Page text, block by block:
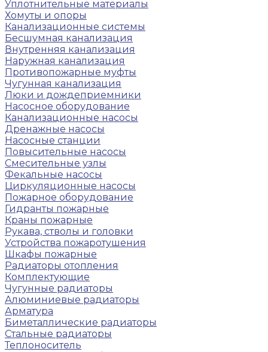
Уплотнительные материалы
Хомуты и опоры
Канализационные системы
Бесшумная канализация
Внутренняя канализация
Наружная канализация
Противопожарные муфты
Чугунная канализация
Люки и дождеприемники
Насосное оборудование
Канализационные насосы
Дренажные насосы
Насосные станции
Повысительные насосы
Смесительные узлы
Фекальные насосы
Циркуляционные насосы
Пожарное оборудование
Гидранты пожарные
Краны пожарные
Рукава, стволы и головки
Устройства пожаротушения
Шкафы пожарные
Радиаторы отопления
Комплектующие
Чугунные радиаторы
Алюминиевые радиаторы
Арматура
Биметаллические радиаторы
Стальные радиаторы
Теплоноситель